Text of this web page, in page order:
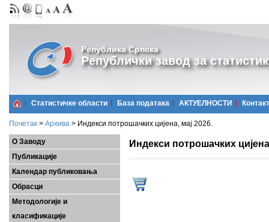
Република Српска
Републички завод за
Статистичке области Базa података АКТУЕЛНОСТИ Контакт
Почетак > Архива > Индекси потрошачких цијена, мај 2026.
О Заводу
Публикације
Календар публиковања
Обрасци
Методологије и
класификације
Индекси потрошачких